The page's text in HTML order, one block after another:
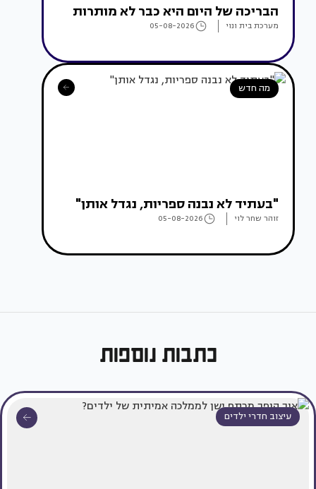
הבריכה של היום היא כבר לא מותרות
מערכת בית ונוי 05-08-2026
מה חדש
"בעתיד לא נבנה ספריות, נגדל אותן"
זוהר שחר לוי 05-08-2026
כתבות נוספות
עיצוב חדרי ילדים